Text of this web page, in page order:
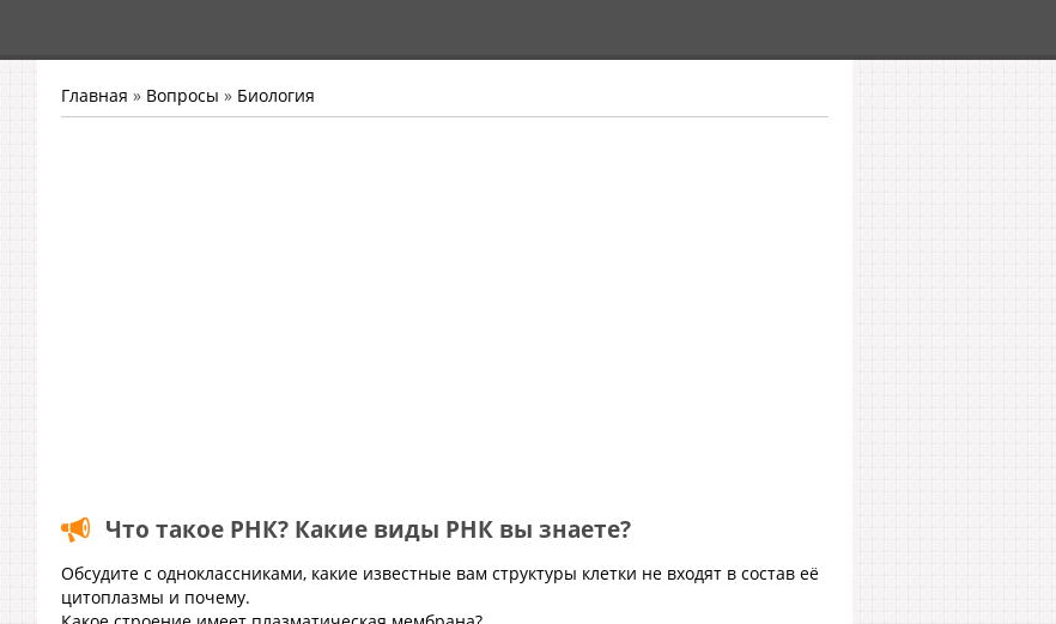
Главная » Вопросы » Биология
Что такое РНК? Какие виды РНК вы знаете?
Обсудите с одноклассниками, какие известные вам структуры клетки не входят в состав её
цитоплазмы и почему.